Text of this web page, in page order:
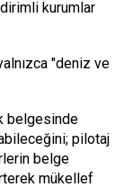
kurumlar
"deniz ve
belgesinde
pilotaj
belge
mükellef